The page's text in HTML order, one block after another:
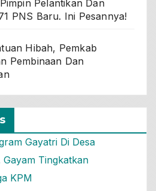
Pelantikan Dan
PNS Baru. Ini Pesannya!
Hibah, Pemkab
Pembinaan Dan
Gayatri Di Desa
Tingkatkan
KPM